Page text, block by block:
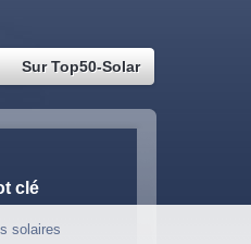
Sur Top50-Solar
clé
solaires